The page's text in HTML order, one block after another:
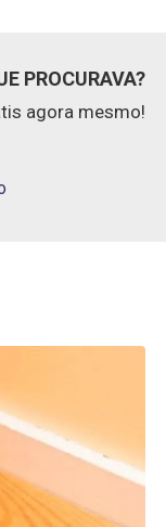
PROCURAVA?
agora mesmo!